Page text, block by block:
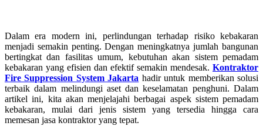
Dalam era modern ini, perlindungan terhadap risiko kebakaran
menjadi semakin penting. Dengan meningkatnya jumlah bangunan
bertingkat dan fasilitas umum, kebutuhan akan sistem pemadam
kebakaran yang efisien dan efektif semakin mendesak. Kontraktor
Fire Suppression System Jakarta hadir untuk memberikan solusi
terbaik dalam melindungi aset dan keselamatan penghuni. Dalam
artikel ini, kita akan menjelajahi berbagai aspek sistem pemadam
kebakaran, mulai dari jenis sistem yang tersedia hingga cara
memesan jasa kontraktor yang tepat.